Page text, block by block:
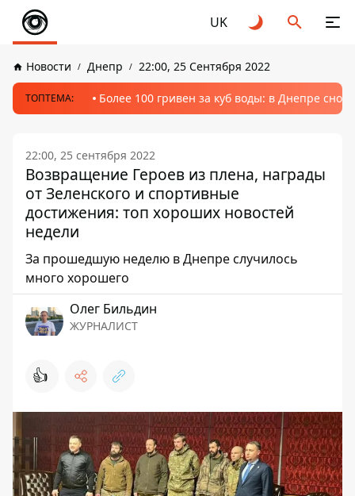
UK
Новости Днепр 22:00, 25 Сентября 2022
ТОПТЕМА: Более 100 гривен за куб воды: в Днепре
22:00, 25 сентября 2022
Возвращение Героев из плена, награды
от Зеленского и спортивные
достижения: топ хороших новостей
недели
За прошедшую неделю в Днепре случилось
много хорошего
Олег Бильдин
ЖУРНАЛИСТ
👍